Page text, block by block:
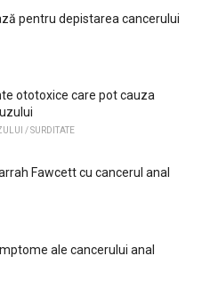
pentru depistarea cancerului
ototoxice care pot cauza
/ SURDITATE
Fawcett cu cancerul anal
ale cancerului anal